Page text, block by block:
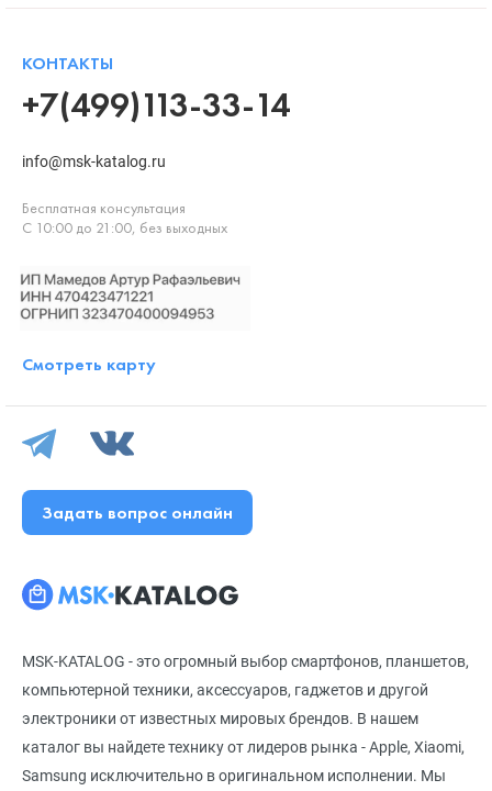
MSK-KATALOG - это огромный выбор смартфонов, планшетов,
компьютерной техники, аксессуаров, гаджетов и другой
электроники от известных мировых брендов. В нашем
каталог вы найдете технику от лидеров рынка - Apple, Xiaomi,
Samsung исключительно в оригинальном исполнении. Мы
КОНТАКТЫ
+7(499)113-33-14
info@msk-katalog.ru
Бесплатная консультация
С 10:00 до 21:00, без выходных
Смотреть карту
Задать вопрос онлайн